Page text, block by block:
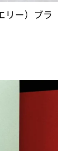
リー）ブラ